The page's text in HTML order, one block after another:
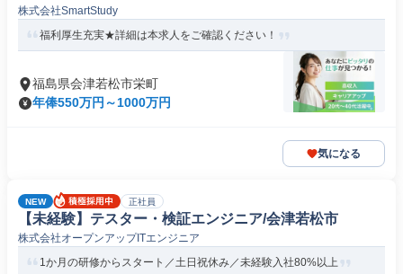
株式会社SmartStudy
福利厚生充実★詳細は本求人をご確認ください！
福島県会津若松市栄町
年俸550万円～1000万円
気になる
NEW 正社員
【未経験】テスター・検証エンジニア/会津若松市
株式会社オープンアップITエンジニア
1か月の研修からスタート／土日祝休み／未経験入社80%以上